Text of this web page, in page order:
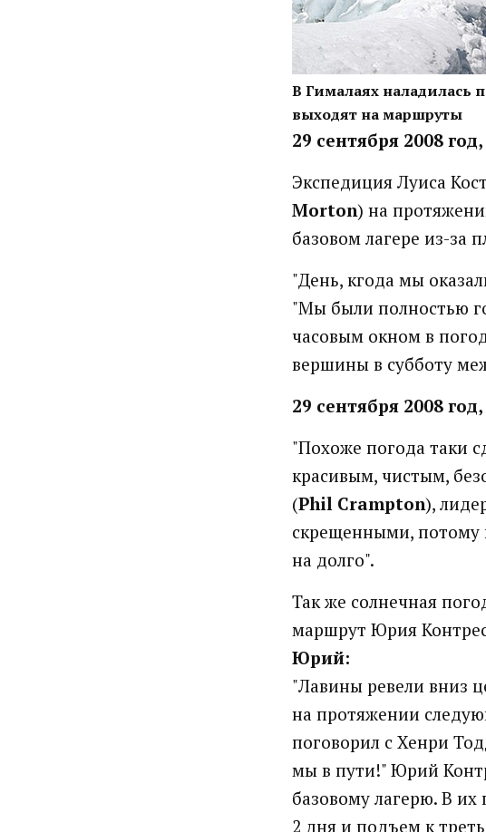
В Гималаях наладилась
выходят на маршруты
29 сентября 2008
Экспедиция Луиса
Morton) на
базовом лагере из-за
"День, кгода мы
"Мы были полностью
часовым окном в
вершины в субботу
29 сентября 2008
"Похоже погода таки
красивым, чистым,
(Phil Crampton),
скрещенными, потому
на долго".
Так же солнечная
маршрут Юрия
Юрий:
"Лавины ревели вниз
на протяжении
поговорил с Хенри
мы в пути!" Юрий
базовому лагерю. В их
2 дня и подъем к